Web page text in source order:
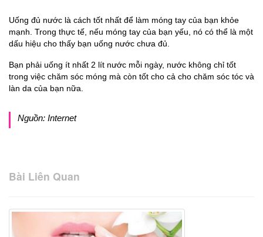
Uống đủ nước là cách tốt nhất để làm móng tay của bạn khỏe
mạnh. Trong thực tế, nếu móng tay của bạn yếu, nó có thể là một
dấu hiệu cho thấy bạn uống nước chưa đủ.
Bạn phải uống ít nhất 2 lít nước mỗi ngày, nước không chỉ tốt
trong việc chăm sóc móng mà còn tốt cho cả cho chăm sóc tóc và
làn da của bạn nữa.
Nguồn: Internet
Bài Liên Quan